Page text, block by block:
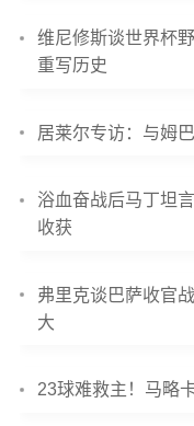
维尼修斯谈世界杯
重写历史
居莱尔专访：与姆
浴血奋战后马丁坦
收获
弗里克谈巴萨收官
大
23球难救主！马略